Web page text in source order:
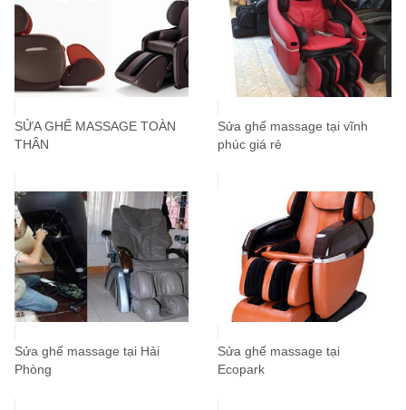
SỬA GHẾ MASSAGE TOÀN
THÂN
Sửa ghế massage tại vĩnh
phúc giá rẻ
Sửa ghế massage tại Hải
Phòng
Sửa ghế massage tại
Ecopark